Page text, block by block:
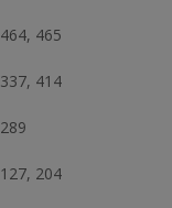
464, 465
337, 414
289
127, 204